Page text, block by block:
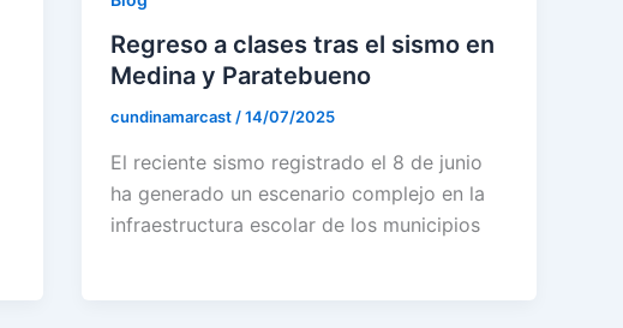
Regreso a clases tras el sismo en
Medina y Paratebueno
cundinamarcast/14/07/2025
El reciente sismo registrado el 8 de junio
ha generado un escenario complejo en la
infraestructura escolar de los municipios